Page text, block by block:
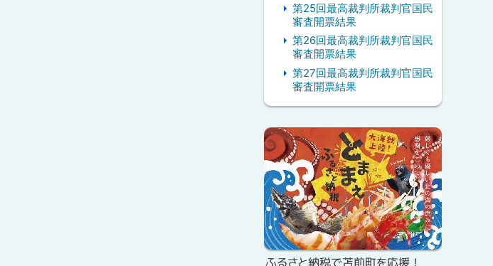
第25回最高裁判所裁判官国民
審査開票結果
第26回最高裁判所裁判官国民
審査開票結果
第27回最高裁判所裁判官国民
審査開票結果
ピ
ッ
ク
ア
ッ
プ
ふるさと納税で苫前町を応援！